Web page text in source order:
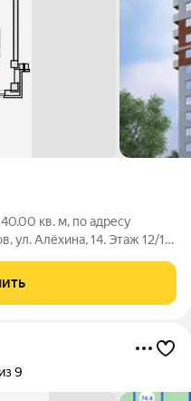
кв. м, по адресу
ул. Алёхина, 14. Этаж 12/16.
9